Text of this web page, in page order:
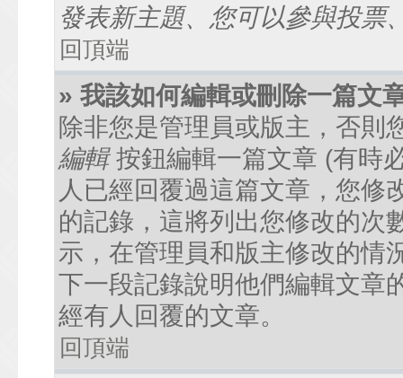
發表新主題、您可以參與投票
回頂端
» 我該如何編輯或刪除一篇文
除非您是管理員或版主，否則
編輯按鈕編輯一篇文章 (有時
人已經回覆過這篇文章，您修
的記錄，這將列出您修改的次
示，在管理員和版主修改的情
下一段記錄說明他們編輯文章
經有人回覆的文章。
回頂端